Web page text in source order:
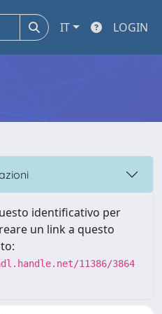
IT LOGIN
identificativo per
un link a questo
11386/3864